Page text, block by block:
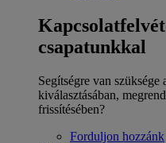
csapatunkkal
Segítségre van
kiválasztásában,
frissítésében?
Forduljon hozzánk